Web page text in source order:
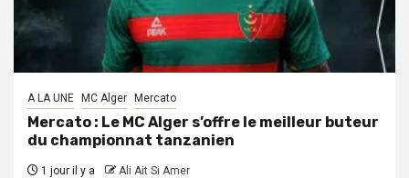
A LA UNE MC Alger Mercato
Mercato : Le MC Alger s’offre le meilleur buteur
du championnat tanzanien
1 jour il y a Ali Ait Si Amer